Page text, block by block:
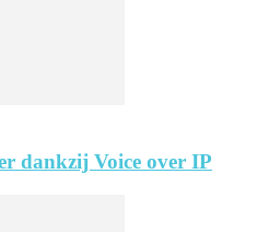
dankzij Voice over IP